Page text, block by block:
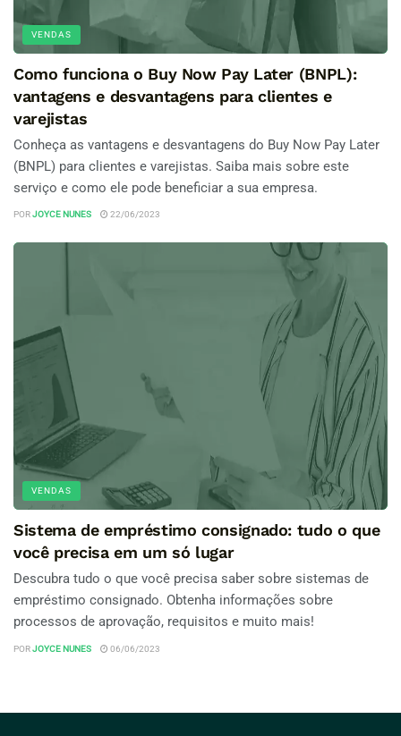
VENDAS
Como funciona o Buy Now Pay Later (BNPL):
vantagens e desvantagens para clientes e
varejistas
Conheça as vantagens e desvantagens do Buy Now Pay Later
(BNPL) para clientes e varejistas. Saiba mais sobre este
serviço e como ele pode beneficiar a sua empresa.
PORJOYCE NUNES 22/06/2023
VENDAS
Sistema de empréstimo consignado: tudo o que
você precisa em um só lugar
Descubra tudo o que você precisa saber sobre sistemas de
empréstimo consignado. Obtenha informações sobre
processos de aprovação, requisitos e muito mais!
PORJOYCE NUNES 06/06/2023